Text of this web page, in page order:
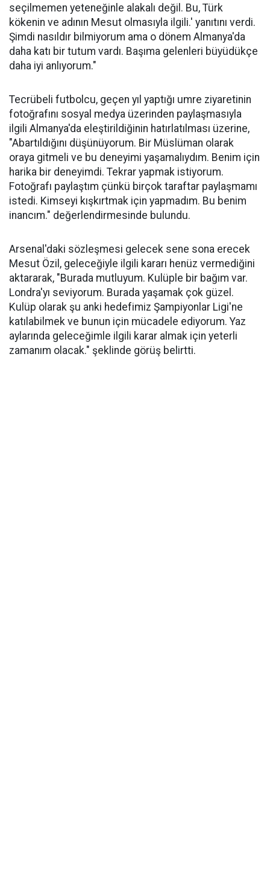
seçilmemen yeteneğinle alakalı değil. Bu, Türk
kökenin ve adının Mesut olmasıyla ilgili.' yanıtını verdi.
Şimdi nasıldır bilmiyorum ama o dönem Almanya'da
daha katı bir tutum vardı. Başıma gelenleri büyüdükçe
daha iyi anlıyorum."
Tecrübeli futbolcu, geçen yıl yaptığı umre ziyaretinin
fotoğrafını sosyal medya üzerinden paylaşmasıyla
ilgili Almanya'da eleştirildiğinin hatırlatılması üzerine,
"Abartıldığını düşünüyorum. Bir Müslüman olarak
oraya gitmeli ve bu deneyimi yaşamalıydım. Benim için
harika bir deneyimdi. Tekrar yapmak istiyorum.
Fotoğrafı paylaştım çünkü birçok taraftar paylaşmamı
istedi. Kimseyi kışkırtmak için yapmadım. Bu benim
inancım." değerlendirmesinde bulundu.
Arsenal'daki sözleşmesi gelecek sene sona erecek
Mesut Özil, geleceğiyle ilgili kararı henüz vermediğini
aktararak, "Burada mutluyum. Kulüple bir bağım var.
Londra'yı seviyorum. Burada yaşamak çok güzel.
Kulüp olarak şu anki hedefimiz Şampiyonlar Ligi'ne
katılabilmek ve bunun için mücadele ediyorum. Yaz
aylarında geleceğimle ilgili karar almak için yeterli
zamanım olacak." şeklinde görüş belirtti.